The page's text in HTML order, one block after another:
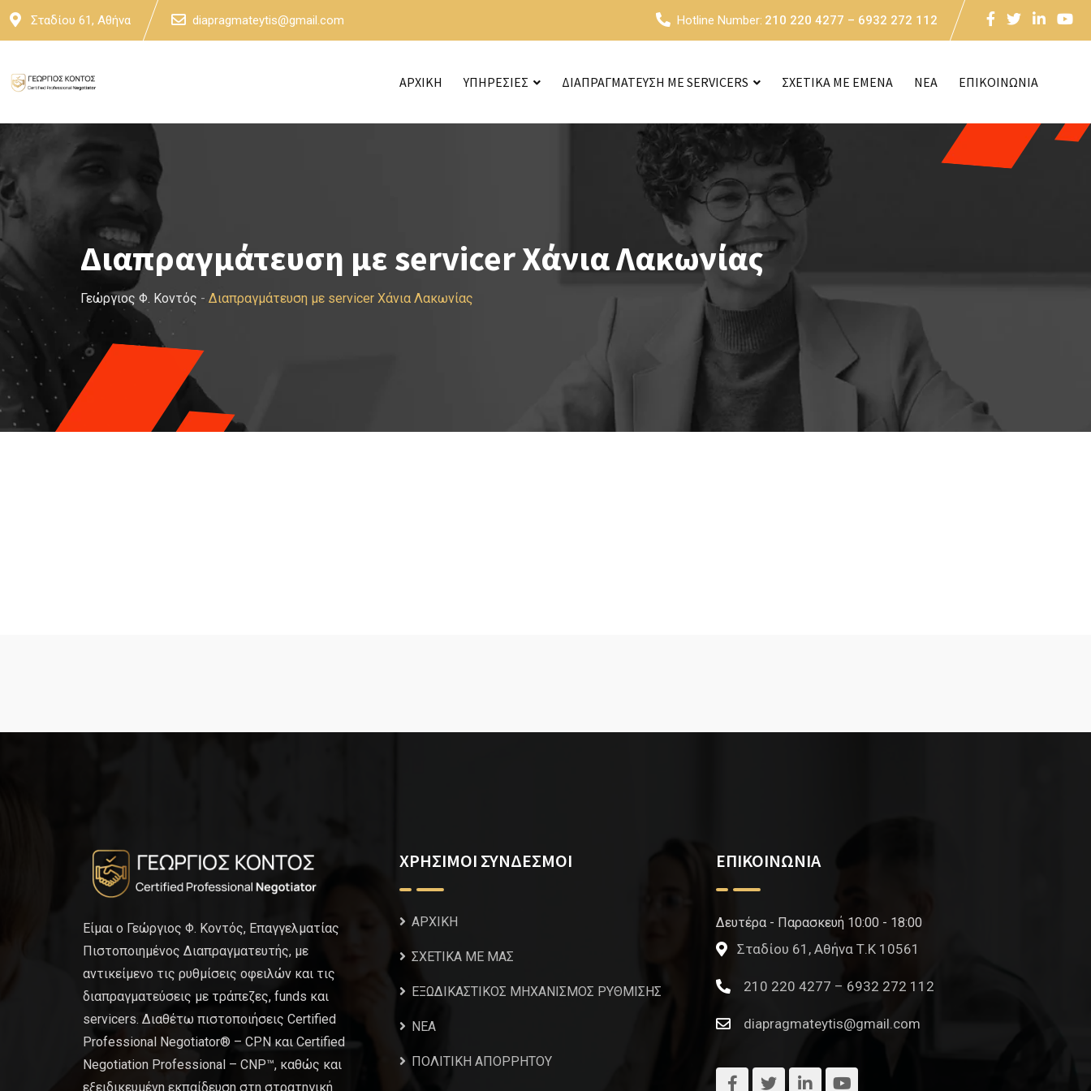
Skip
Σταδίου 61, Αθήνα diapragmateytis@gmail.com Hotline Number: 210 220 4277 – 6932 272 112
ΑΡΧΙΚΗ ΥΠΗΡΕΣΙΕΣ ΔΙΑΠΡΑΓΜΑΤΕΥΣΗ ΜΕ SERVICERS ΣΧΕΤΙΚΑ ΜΕ ΕΜΕΝΑ NEA ΕΠΙΚΟΙΝΩΝΙΑ
Διαπραγμάτευση με servicer Χάνια Λακωνίας
Γεώργιος Φ. Κοντός - Διαπραγμάτευση με servicer Χάνια Λακωνίας
Είμαι ο Γεώργιος Φ. Κοντός, Επαγγελματίας
Πιστοποιημένος Διαπραγματευτής, με
αντικείμενο τις ρυθμίσεις οφειλών και τις
διαπραγματεύσεις με τράπεζες, funds και
servicers. Διαθέτω πιστοποιήσεις Certified
Professional Negotiator® – CPN και Certified
Negotiation Professional – CNP™, καθώς και
εξειδικευμένη εκπαίδευση στη στρατηγική
ΧΡΗΣΙΜΟΙ ΣΥΝΔΕΣΜΟΙ
ΑΡΧΙΚΗ
ΣΧΕΤΙΚΑ ΜΕ ΜΑΣ
ΕΞΩΔΙΚΑΣΤΙΚΟΣ ΜΗΧΑΝΙΣΜΟΣ ΡΥΘΜΙΣΗΣ
NEA
ΠΟΛΙΤΙΚΗ ΑΠΟΡΡΗΤΟΥ
ΕΠΙΚΟΙΝΩΝΙΑ
Δευτέρα - Παρασκευή 10:00 - 18:00
Σταδίου 61, Αθήνα Τ.Κ 10561
210 220 4277 – 6932 272 112
diapragmateytis@gmail.com